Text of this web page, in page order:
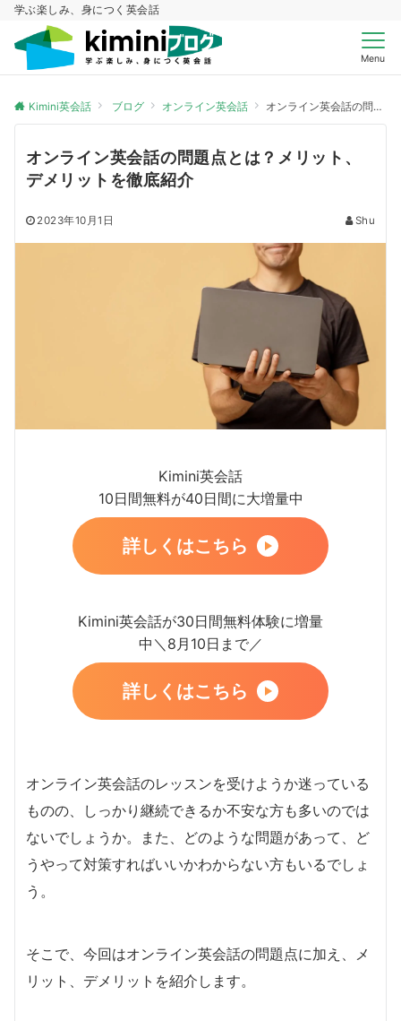
学ぶ楽しみ、身につく英会話
Menu
Kimini英会話 ブログ オンライン英会話 オンライン英会話の問題点とは？メリット、デメリットを徹底紹介
オンライン英会話の問題点とは？メリット、
デメリットを徹底紹介
2023年10月1日 Shu
Kimini英会話
10日間無料が40日間に大増量中
詳しくはこちら
Kimini英会話が30日間無料体験に増量
中＼8月10日まで／
詳しくはこちら
オンライン英会話のレッスンを受けようか迷っている
ものの、しっかり継続できるか不安な方も多いのでは
ないでしょうか。また、どのような問題があって、ど
うやって対策すればいいかわからない方もいるでしょ
う。
そこで、今回はオンライン英会話の問題点に加え、メ
リット、デメリットを紹介します。